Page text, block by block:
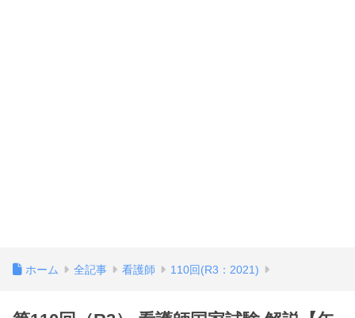
ホーム 全記事 看護師 110回(R3：2021)